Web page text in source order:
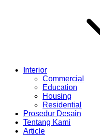
Interior
Commercial
Education
Housing
Residential
Prosedur Desain
Tentang Kami
Article